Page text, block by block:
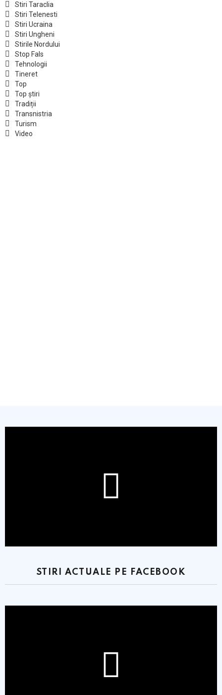
Stiri Taraclia
Stiri Telenesti
Stiri Ucraina
Stiri Ungheni
Stirile Nordului
Stop Fals
Tehnologii
Tineret
Top
Top știri
Tradiții
Transnistria
Turism
Video
STIRI ACTUALE PE FACEBOOK